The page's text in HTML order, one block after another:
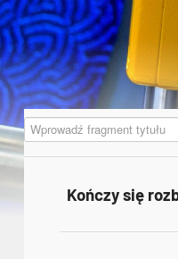
Wprowadź fragment tytułu
Kończy się